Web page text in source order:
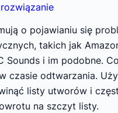
o pojawianiu się
takich jak
Sounds i im podobne.
czasie odtwarzania.
listy utworów i
na szczyt listy.